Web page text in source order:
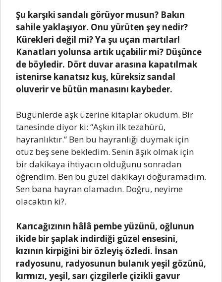
Şu karşıki sandalı görüyor musun? Bakın
sahile yaklaşıyor. Onu yürüten şey nedir?
Kürekleri değil mi? Ya şu uçan martılar!
Kanatları yolunsa artık uçabilir mi? Düşünce
de böyledir. Dört duvar arasına kapatılmak
istenirse kanatsız kuş, küreksiz sandal
oluverir ve bütün manasını kaybeder.
Bugünlerde aşk üzerine kitaplar okudum. Bir
tanesinde diyor ki: “Aşkın ilk tezahürü,
hayranlıktır.” Ben bu hayranlığı duymak için
otuz beş sene bekledim. Senin âşık olmak için
bir dakikaya ihtiyacın olduğunu sonradan
öğrendim. Ben bu güzel dakikayı doğuramadım.
Sen bana hayran olamadın. Doğru, neyime
olacaktın ki?.
Karıcağızının hâlâ pembe yüzünü, oğlunun
ikide bir şaplak indirdiği güzel ensesini,
kızının kirpiğini bir özleyiş özledi. İnsan
radyosunu, radyosunun bulanık yeşil gözünü,
kırmızı, yeşil, sarı çizgilerle çizikli gavur